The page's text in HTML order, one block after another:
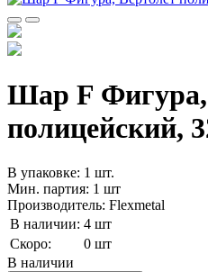
Шар F Фигура,
полицейский,
В упаковке: 1 шт.
Мин. партия: 1 шт
Производитель: Flexmetal
В наличии: 4 шт
Скоро:
0 шт
В наличии